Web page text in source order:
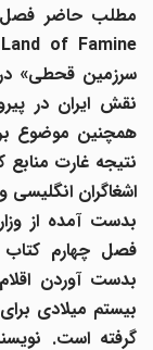
مطلب حاضر فصل
Land of Famine"
سرزمین قحطی»
نقش ایران در
همچنین موضوع
نتیجه غارت منابع
بدست آمده از
فصل چهارم کتاب
بدست آوردن
بیستم میلادی
گرفته است.